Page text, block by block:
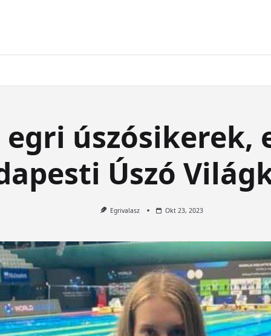
egri úszósikerek,
Úszó
Egrivalasz Okt 23, 2023